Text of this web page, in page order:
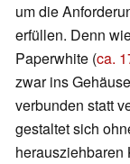
um die
erfüllen. Denn
Paperwhite (ca.
zwar ins
verbunden statt
gestaltet sich
herausziehbaren